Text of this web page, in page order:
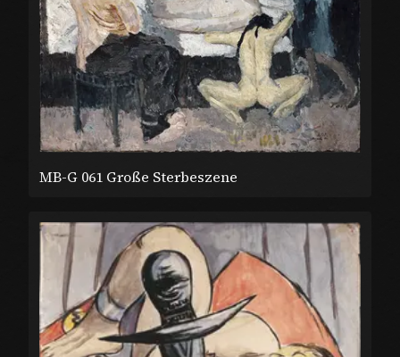
MB-G 061 Große Sterbeszene